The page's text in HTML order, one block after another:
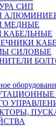
СИП
МЕДНЫЕ
СИЛОВЫЕ